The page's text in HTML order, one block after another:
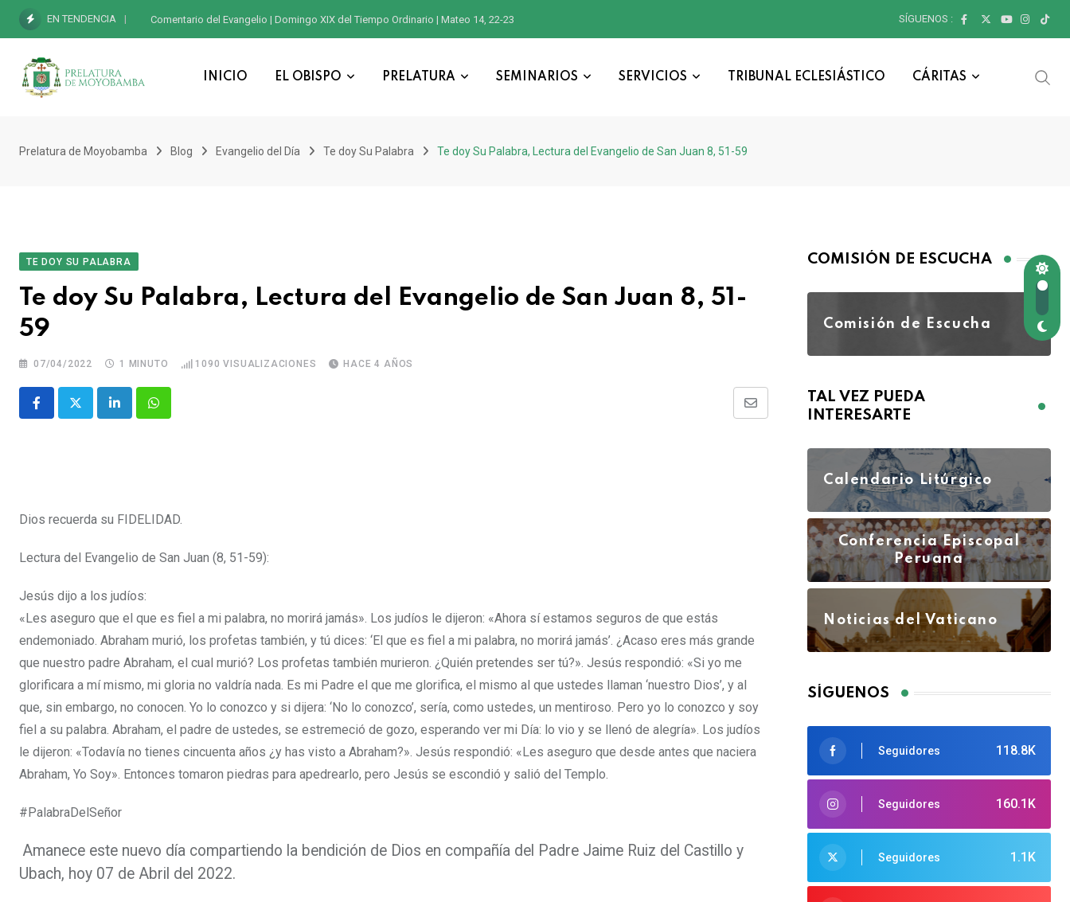
EN TENDENCIA Comentario del Evangelio | Domingo XIX del Tiempo Ordinario | Mateo 14, 22-23 SÍGUENOS :
INICIO EL OBISPO PRELATURA SEMINARIOS SERVICIOS TRIBUNAL ECLESIÁSTICO CÁRITAS
Prelatura de Moyobamba Blog Evangelio del Día Te doy Su Palabra Te doy Su Palabra, Lectura del Evangelio de San Juan 8, 51-59
TE DOY SU PALABRA
Te doy Su Palabra, Lectura del Evangelio de San Juan 8, 51-
59
07/04/2022 1 MINUTO 1090 VISUALIZACIONES HACE 4 AÑOS
Dios recuerda su FIDELIDAD.
Lectura del Evangelio de San Juan (8, 51-59):
Jesús dijo a los judíos:
«Les aseguro que el que es fiel a mi palabra, no morirá jamás». Los judíos le dijeron: «Ahora sí estamos seguros de que estás
endemoniado. Abraham murió, los profetas también, y tú dices: ‘El que es fiel a mi palabra, no morirá jamás’. ¿Acaso eres más grande
que nuestro padre Abraham, el cual murió? Los profetas también murieron. ¿Quién pretendes ser tú?». Jesús respondió: «Si yo me
glorificara a mí mismo, mi gloria no valdría nada. Es mi Padre el que me glorifica, el mismo al que ustedes llaman ‘nuestro Dios’, y al
que, sin embargo, no conocen. Yo lo conozco y si dijera: ‘No lo conozco’, sería, como ustedes, un mentiroso. Pero yo lo conozco y soy
fiel a su palabra. Abraham, el padre de ustedes, se estremeció de gozo, esperando ver mi Día: lo vio y se llenó de alegría». Los judíos
le dijeron: «Todavía no tienes cincuenta años ¿y has visto a Abraham?». Jesús respondió: «Les aseguro que desde antes que naciera
Abraham, Yo Soy». Entonces tomaron piedras para apedrearlo, pero Jesús se escondió y salió del Templo.
#PalabraDelSeñor
Amanece este nuevo día compartiendo la bendición de Dios en compañía del Padre Jaime Ruiz del Castillo y
Ubach, hoy 07 de Abril del 2022.
COMISIÓN DE ESCUCHA
Comisión de Escucha
TAL VEZ PUEDA
INTERESARTE
Calendario Litúrgico
Conferencia Episcopal
Peruana
Noticias del Vaticano
SÍGUENOS
118.8K
Seguidores
160.1K
Seguidores
1.1K
Seguidores